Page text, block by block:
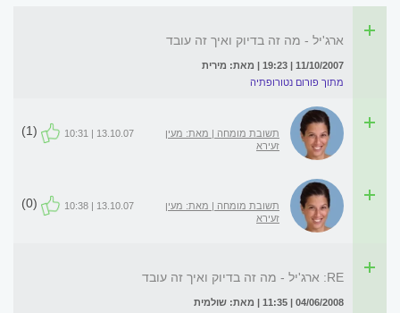
ארג'יל - מה זה בדיוק ואיך זה עובד
11/10/2007 | 19:23 | מאת: מירית
מתוך פורום נטורופתיה
תשובת מומחה | מאת: מעין
זעירא
13.10.07 | 10:31
(1)
תשובת מומחה | מאת: מעין
זעירא
13.10.07 | 10:38
(0)
RE: ארג'יל - מה זה בדיוק ואיך זה עובד
04/06/2008 | 11:35 | מאת: שולמית